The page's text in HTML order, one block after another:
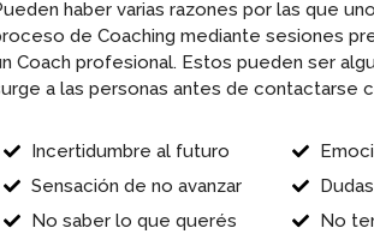
haber varias razones por las que
de Coaching mediante sesiones
Coach profesional. Estos pueden ser
a las personas antes de contactarse
Incertidumbre al futuro
Sensación de no avanzar
No saber lo que querés
No